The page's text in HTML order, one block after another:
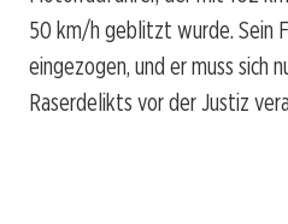
50 km/h geblitzt wurde. Sein
eingezogen, und er muss sich
Raserdelikts vor der Justiz